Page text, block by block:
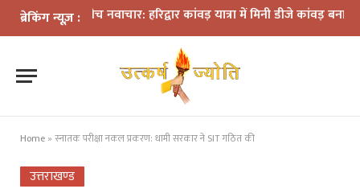
ब्रेकिंग न्यूज़ :
के बीच नवाचार: हरिद्वार कांवड़ यात्रा में मिनी डीजे कांवड़ बना आकर्षण
Home » स्नातक परीक्षा नकल प्रकरण: धामी सरकार ने SIT गठित की
उत्तराखण्ड